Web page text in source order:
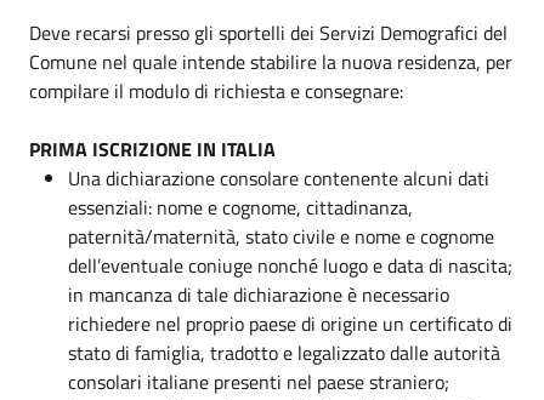
Deve recarsi presso gli sportelli dei Servizi Demografici del
Comune nel quale intende stabilire la nuova residenza, per
compilare il modulo di richiesta e consegnare:
PRIMA ISCRIZIONE IN ITALIA
Una dichiarazione consolare contenente alcuni dati
essenziali: nome e cognome, cittadinanza,
paternità/maternità, stato civile e nome e cognome
dell’eventuale coniuge nonché luogo e data di nascita;
in mancanza di tale dichiarazione è necessario
richiedere nel proprio paese di origine un certificato di
stato di famiglia, tradotto e legalizzato dalle autorità
consolari italiane presenti nel paese straniero;